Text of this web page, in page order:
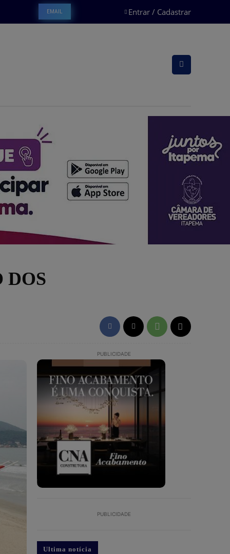
EMAIL Entrar / Cadastrar
DOS
PUBLICIDADE
PUBLICIDADE
Ultima notícia